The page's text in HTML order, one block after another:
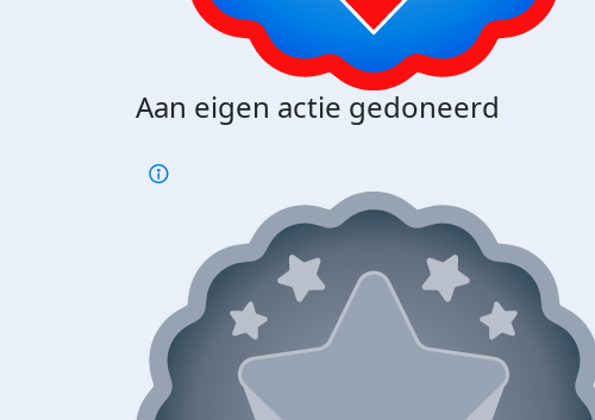
Aan eigen actie gedoneerd